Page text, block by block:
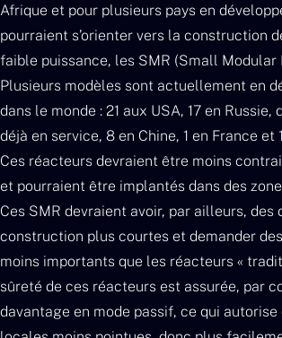
Afrique et pour plusieurs pays en
pourraient s’orienter vers la construction
faible puissance, les SMR (Small Modular
Plusieurs modèles sont actuellement en
dans le monde : 21 aux USA, 17 en Russie,
déjà en service, 8 en Chine, 1 en France et
Ces réacteurs devraient être moins
et pourraient être implantés dans des
Ces SMR devraient avoir, par ailleurs, des
construction plus courtes et demander
moins importants que les réacteurs «
sûreté de ces réacteurs est assurée, par
davantage en mode passif, ce qui